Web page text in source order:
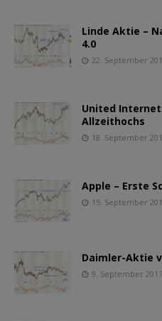
Linde Aktie –
4.0
22. September
United
Allzeithochs
18. September
Apple – Erste
15. September
Daimler-Aktie
9. September 2017